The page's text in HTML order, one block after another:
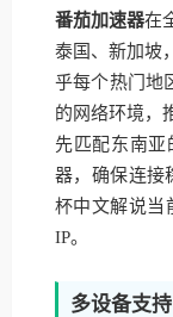
番茄加速器在
泰国、新加坡
乎每个热门地
的网络环境，
先匹配东南
器，确保连接
杯中文解说当
IP。
多设备支